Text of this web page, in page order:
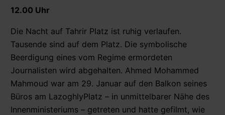
12.00 Uhr
Die Nacht auf Tahrir Platz ist ruhig verlaufen.
Tausende sind auf dem Platz. Die symbolische
Beerdigung eines vom Regime ermordeten
Journalisten wird abgehalten. Ahmed Mohammed
Mahmoud war am 29. Januar auf den Balkon seines
Büros am LazoghlyPlatz – in unmittelbarer Nähe des
Innenministeriums – getreten und hatte gefilmt, wie